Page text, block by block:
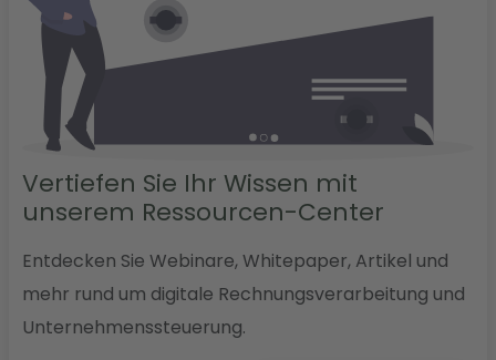
Vertiefen Sie Ihr Wissen mit
unserem Ressourcen-Center
Entdecken Sie Webinare, Whitepaper, Artikel und
mehr rund um digitale Rechnungsverarbeitung und
Unternehmenssteuerung.